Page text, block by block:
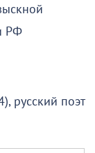
РФ
русский поэт